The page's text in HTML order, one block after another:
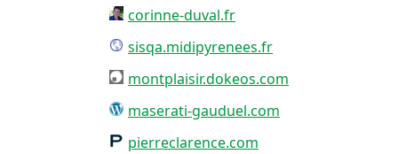
corinne-duval.fr
sisqa.midipyrenees.fr
montplaisir.dokeos.com
maserati-gauduel.com
pierreclarence.com